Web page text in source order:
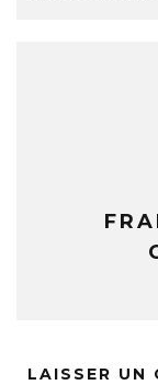
LAISSER UN